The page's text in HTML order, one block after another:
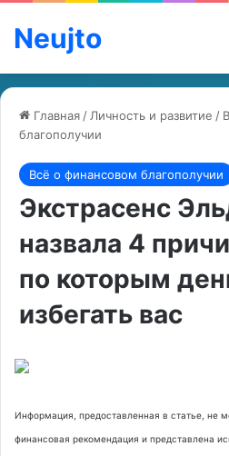
Neujto
Главная / Личность и развитие /
благополучии
Всё о финансовом благополучии
Экстрасенс
назвала 4
по которым
избегать вас
Информация, предоставленная в статье, не
финансовая рекомендация и представлена